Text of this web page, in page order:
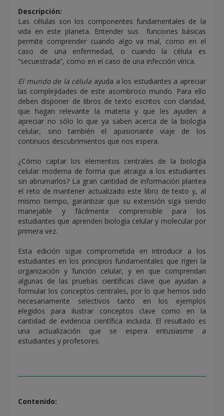
Descripción:
Las células son los componentes fundamentales de la
vida en este planeta. Entender sus funciones básicas
permite comprender cuando algo va mal, como en el
caso de una enfermedad, o cuando la célula es
“secuestrada”, como en el caso de una infección vírica.
El mundo de la célula ayuda a los estudiantes a apreciar
las complejidades de este asombroso mundo. Para ello
deben disponer de libros de texto escritos con claridad,
que hagan relevante la materia y que les ayuden a
apreciar no sólo lo que ya saben acerca de la biología
celular, sino también el apasionante viaje de los
continuos descubrimientos que nos espera.
¿Cómo captar los elementos centrales de la biología
celular moderna de forma que atraiga a los estudiantes
sin abrumarlos? La gran cantidad de información plantea
el reto de mantener actualizado este libro de texto y, al
mismo tiempo, garantizar que su extensión siga siendo
manejable y fácilmente comprensible para los
estudiantes que aprenden biología celular y molecular por
primera vez.
Esta edición sigue comprometida en introducir a los
estudiantes en los principios fundamentales que rigen la
organización y función celular, y en que comprendan
algunas de las pruebas científicas clave que ayudan a
formular los conceptos centrales, por lo que hemos sido
necesariamente selectivos tanto en los ejemplos
elegidos para ilustrar conceptos clave como en la
cantidad de evidencia científica incluida. El resultado es
una actualización que se espera entusiasme a
estudiantes y profesores.
Contenido: